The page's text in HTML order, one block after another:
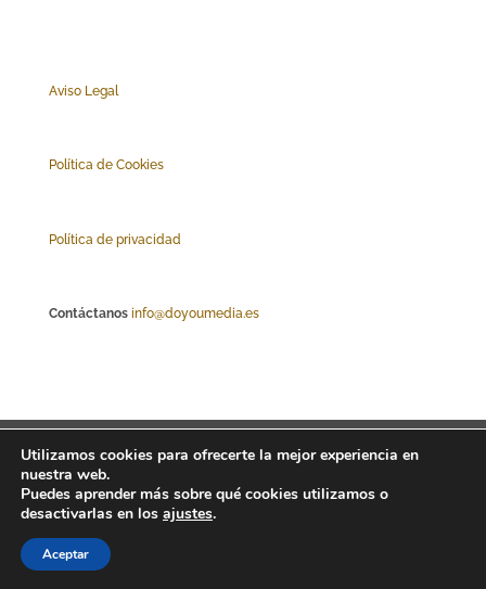
Aviso Legal
Política de Cookies
Política de privacidad
Contáctanos info@doyoumedia.es
Abriendo foco Tribuna
Empresas
Actualidad
Utilizamos cookies para ofrecerte la mejor experiencia en
nuestra web.
Puedes aprender más sobre qué cookies utilizamos o
desactivarlas en los ajustes.
Aceptar